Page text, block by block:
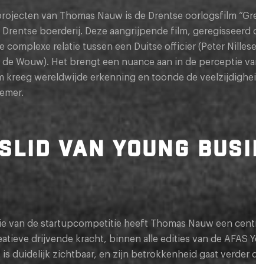
van Thomas Nauw is de Drentse oorlogsfilm
boerderij. Deze aangrijpende film, geregisseerd
complexe relatie tussen een Duitse officier (Peter
Wouw). Het brengt een nuance aan in de perceptie
kreeg wereldwijde erkenning en toonde de
VAN YOUNG
van de startupcompetitie heeft Thomas Nauw een
drijvende kracht, binnen alle edities van de AFAS
is duidelijk zichtbaar, en zijn betrokkenheid gaat verder